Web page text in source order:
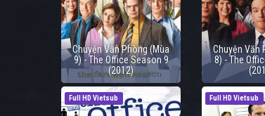
Chuyện Văn Phòng (Mùa
9) - The Office Season 9
(2012)
Chuyện Văn
8) - The
Full HD Vietsub Full HD Vietsub